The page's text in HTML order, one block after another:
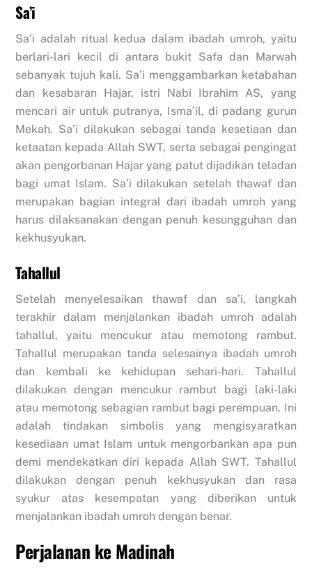
Sa’i
Sa’i adalah ritual kedua dalam ibadah umroh, yaitu
berlari-lari kecil di antara bukit Safa dan Marwah
sebanyak tujuh kali. Sa’i menggambarkan ketabahan
dan kesabaran Hajar, istri Nabi Ibrahim AS, yang
mencari air untuk putranya, Isma’il, di padang gurun
Mekah. Sa’i dilakukan sebagai tanda kesetiaan dan
ketaatan kepada Allah SWT, serta sebagai pengingat
akan pengorbanan Hajar yang patut dijadikan teladan
bagi umat Islam. Sa’i dilakukan setelah thawaf dan
merupakan bagian integral dari ibadah umroh yang
harus dilaksanakan dengan penuh kesungguhan dan
kekhusyukan.
Tahallul
Setelah menyelesaikan thawaf dan sa’i, langkah
terakhir dalam menjalankan ibadah umroh adalah
tahallul, yaitu mencukur atau memotong rambut.
Tahallul merupakan tanda selesainya ibadah umroh
dan kembali ke kehidupan sehari-hari. Tahallul
dilakukan dengan mencukur rambut bagi laki-laki
atau memotong sebagian rambut bagi perempuan. Ini
adalah tindakan simbolis yang mengisyaratkan
kesediaan umat Islam untuk mengorbankan apa pun
demi mendekatkan diri kepada Allah SWT. Tahallul
dilakukan dengan penuh kekhusyukan dan rasa
syukur atas kesempatan yang diberikan untuk
menjalankan ibadah umroh dengan benar.
Perjalanan ke Madinah